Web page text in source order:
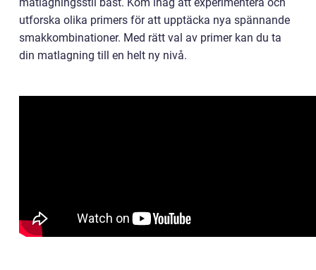
matlagningsstil bäst. Kom ihåg att experimentera och
utforska olika primers för att upptäcka nya spännande
smakkombinationer. Med rätt val av primer kan du ta
din matlagning till en helt ny nivå.